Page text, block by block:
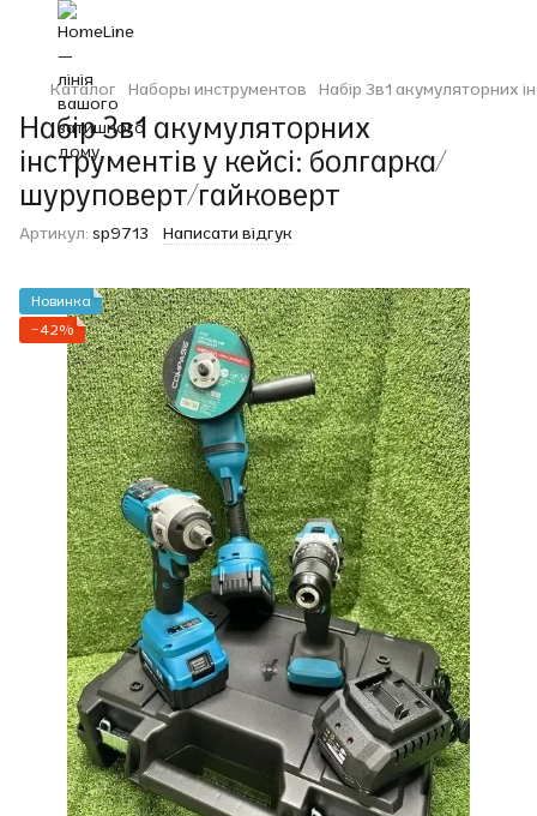
Каталог Наборы инструментов Набір 3в1 акумуляторних
Набір 3в1 акумуляторних
інструментів у кейсі: болгарка/
шуруповерт/гайковерт
Артикул: sp9713 Написати відгук
Новинка
−42%